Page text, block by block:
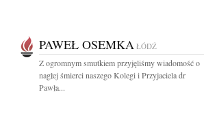
PAWEŁ OSEMKA ŁÓDŹ
Z ogromnym smutkiem przyjęliśmy wiadomość o
nagłej śmierci naszego Kolegi i Przyjaciela dr
Pawła...